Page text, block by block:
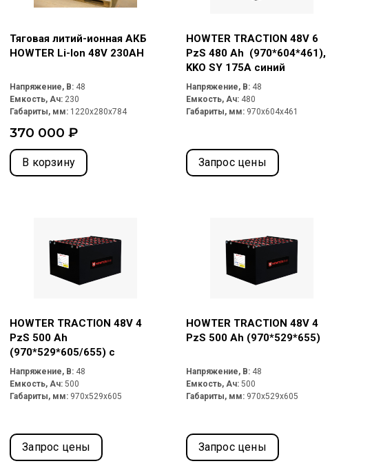
Тяговая литий-ионная АКБ
HOWTER Li-Ion 48V 230AH
Напряжение, В: 48
Емкость, Ач: 230
Габариты, мм: 1220x280x784
370 000 ₽
В корзину
HOWTER TRACTION 48V 6
PzS 480 Ah (970*604*461),
KKO SY 175A синий
Напряжение, В: 48
Емкость, Ач: 480
Габариты, мм: 970x604x461
Запрос цены
HOWTER TRACTION 48V 4
PzS 500 Ah
(970*529*605/655) с
концевыми отводами и
розеткой SY175A GREY
Напряжение, В: 48
Емкость, Ач:500
Габариты, мм: 970x529x605
Запрос цены
HOWTER TRACTION 48V 4
PzS 500 Ah (970*529*655)
Напряжение, В: 48
Емкость, Ач: 500
Габариты, мм: 970x529x605
Запрос цены